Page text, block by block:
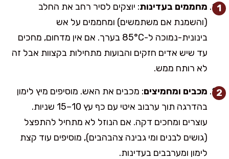
מחממים בעדינות: יוצקים לסיר רחב את החלב
(והשמנת אם משתמשים) ומחממים על אש
בינונית-נמוכה ל-85°C בערך. אם אין מדחום, מחכים
עד שיש אדים חזקים והבועות מתחילות בקצוות אבל זה
לא רותח ממש.
מכבים ומחמיצים: מכבים את האש. מוסיפים מיץ לימון
בהדרגה תוך ערבוב איטי עם כף עץ 10–15 שניות.
עוצרים ומחכים דקה. אם הנוזל לא מתחיל להתפצל
(גושים לבנים ומי גבינה צהבהבים), מוסיפים עוד קצת
לימון ומערבבים בעדינות.